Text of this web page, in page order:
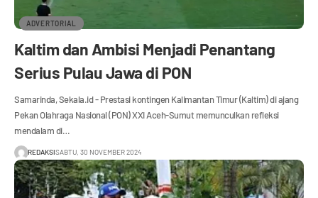
ADVERTORIAL
Kaltim dan Ambisi Menjadi Penantang
Serius Pulau Jawa di PON
Samarinda, Sekala.id - Prestasi kontingen Kalimantan Timur (Kaltim) di ajang
Pekan Olahraga Nasional (PON) XXI Aceh-Sumut memunculkan refleksi
mendalam di…
REDAKSISABTU, 30 NOVEMBER 2024